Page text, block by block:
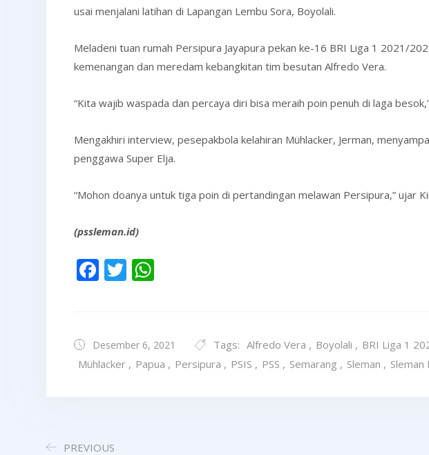
usai menjalani latihan di Lapangan Lembu Sora, Boyolali.
Meladeni tuan rumah Persipura Jayapura pekan ke-16 BRI Liga 1 2021/
kemenangan dan meredam kebangkitan tim besutan Alfredo Vera.
“Kita wajib waspada dan percaya diri bisa meraih poin penuh di laga
Mengakhiri interview, pesepakbola kelahiran Mühlacker, Jerman,
penggawa Super Elja.
“Mohon doanya untuk tiga poin di pertandingan melawan Persipura,” ujar
(pssleman.id)
Facebook
Twitter
Desember 6, 2021 Tags: Alfredo Vera , Boyolali , BRI Liga 1
Mühlacker , Papua , Persipura , PSIS , PSS , Semarang , Sleman , Sleman
PREVIOUS